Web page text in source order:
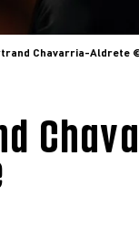
Chavarria-Aldrete